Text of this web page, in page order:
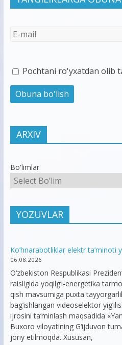
Pochtani ro'yxatdan olib
ARXIV
Bo'limlar
YOZUVLAR
Ko’hnarabotliklar elektr ta’minoti
06.08.2026
O‘zbekiston Respublikasi
raisligida yoqilg‘i-energetika
qish mavsumiga puxta
bag‘ishlangan videoselektor
ijrosini ta’minlash maqsadida
Buxoro viloyatining G‘ijduvon
joriy etilmoqda. Xususan,